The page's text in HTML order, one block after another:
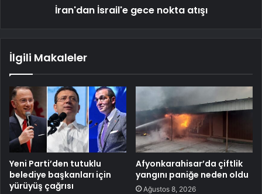
İran'dan İsrail'e gece nokta atışı
İlgili Makaleler
Yeni Parti’den tutuklu
belediye başkanları için
yürüyüş çağrısı
Afyonkarahisar’da çiftlik
yangını paniğe neden oldu
Ağustos 8, 2026